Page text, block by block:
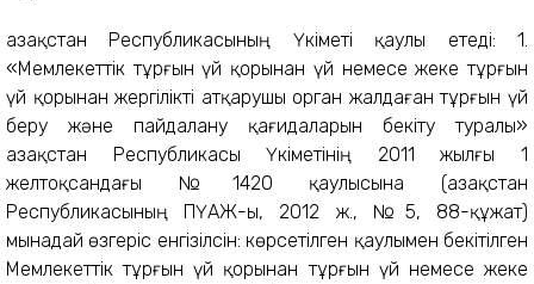
Қазақстан Республикасының Үкіметі қаулы етеді: 1.
«Мемлекеттік тұрғын үй қорынан үй немесе жеке тұрғын
үй қорынан жергілікті атқарушы орган жалдаған тұрғын үй
беру және пайдалану қағидаларын бекіту туралы»
Қазақстан Республикасы Үкіметінің 2011 жылғы 1
желтоқсандағы №1420 қаулысына (Қазақстан
Республикасының ПҮАЖ-ы, 2012 ж., №5, 88-құжат)
мынадай өзгеріс енгізілсін: көрсетілген қаулымен бекітілген
Мемлекеттік тұрғын үй қорынан тұрғын үй немесе жеке